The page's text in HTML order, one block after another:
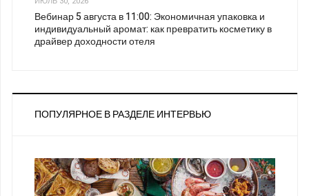
Вебинар 5 августа в 11:00: Экономичная упаковка и
индивидуальный аромат: как превратить косметику в
драйвер доходности отеля
ПОПУЛЯРНОЕ В РАЗДЕЛЕ ИНТЕРВЬЮ